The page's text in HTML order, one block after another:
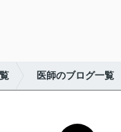
医師のブログ一覧